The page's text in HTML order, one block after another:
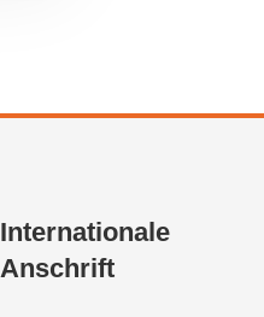
Internationale
Anschrift